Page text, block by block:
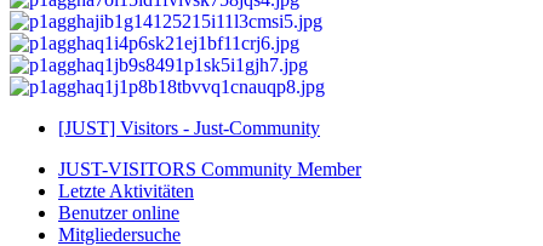
[JUST] Visitors - Just-Community
JUST-VISITORS Community Member
Letzte Aktivitäten
Benutzer online
Mitgliedersuche